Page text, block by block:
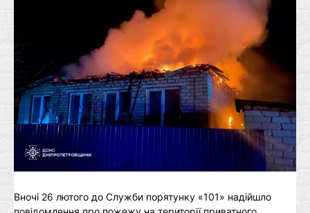
Вночі 26 лютого до Служби порятунку «101» надійшло